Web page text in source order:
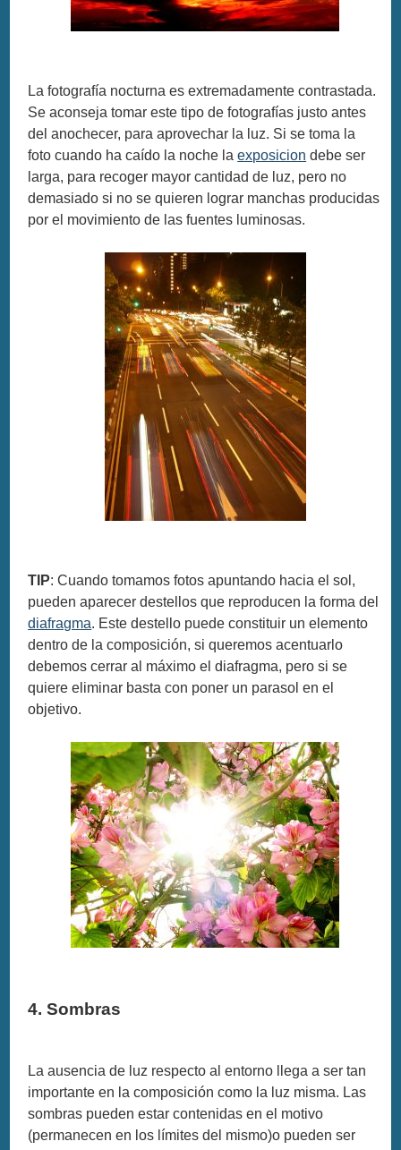
La fotografía nocturna es extremadamente contrastada.
Se aconseja tomar este tipo de fotografías justo antes
del anochecer, para aprovechar la luz. Si se toma la
foto cuando ha caído la noche laexposicion debe ser
larga, para recoger mayor cantidad de luz, pero no
demasiado si no se quieren lograr manchas producidas
por el movimiento de las fuentes luminosas.
TIP: Cuando tomamos fotos apuntando hacia el sol,
pueden aparecer destellos que reproducen la forma del
diafragma. Este destello puede constituir un elemento
dentro de la composición, si queremos acentuarlo
debemos cerrar al máximo el diafragma, pero si se
quiere eliminar basta con poner un parasol en el
objetivo.
4. Sombras
La ausencia de luz respecto al entorno llega a ser tan
importante en la composición como la luz misma. Las
sombras pueden estar contenidas en el motivo
(permanecen en los límites del mismo)o pueden ser